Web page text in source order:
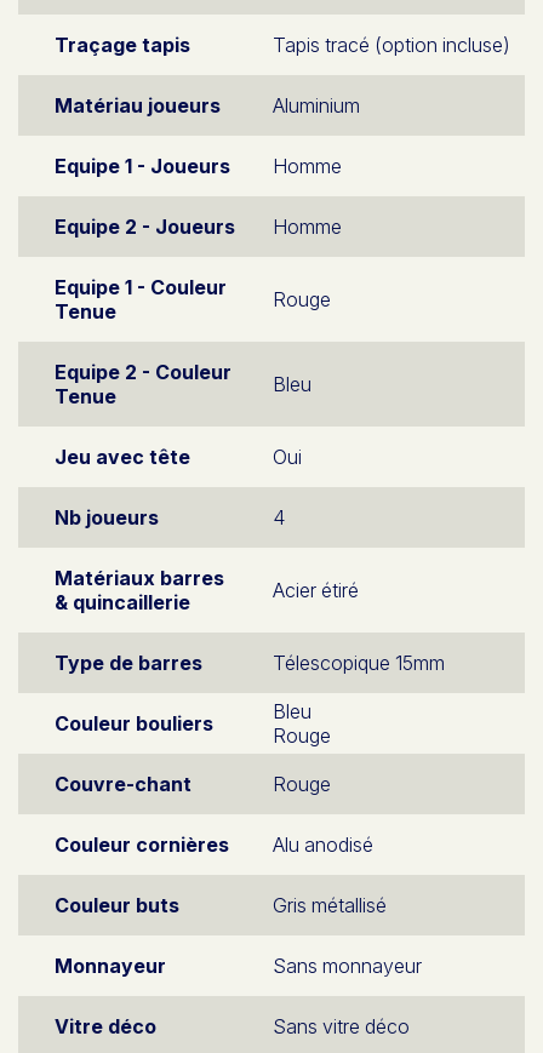
Traçage tapis Tapis tracé (option incluse)
Matériau joueurs Aluminium
Equipe 1 - Joueurs Homme
Equipe 2 - Joueurs Homme
Equipe 1 - Couleur
Tenue
Rouge
Equipe 2 - Couleur
Tenue
Bleu
Jeu avec tête Oui
Nb joueurs 4
Matériaux barres
& quincaillerie
Acier étiré
Type de barres Télescopique 15mm
Couleur bouliers
Bleu
Rouge
Couvre-chant
Rouge
Couleur cornières Alu anodisé
Couleur buts Gris métallisé
Monnayeur Sans monnayeur
Vitre déco Sans vitre déco